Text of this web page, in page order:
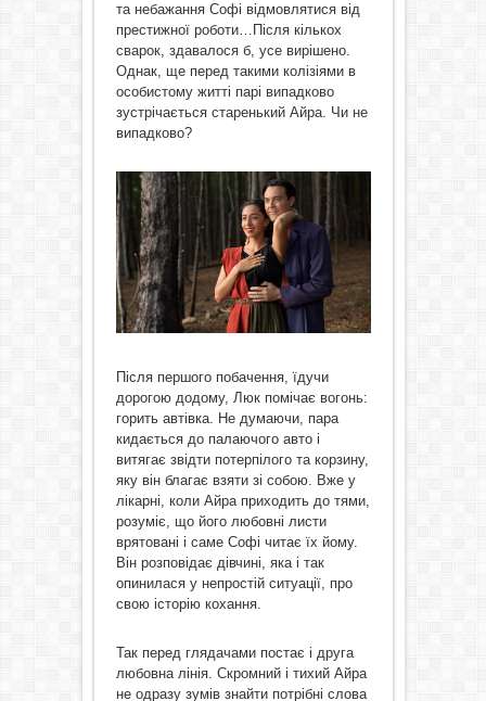
та небажання Софі відмовлятися від
престижної роботи…Після кількох
сварок, здавалося б, усе вирішено.
Однак, ще перед такими колізіями в
особистому житті парі випадково
зустрічається старенький Айра. Чи не
випадково?
Після першого побачення, їдучи
дорогою додому, Люк помічає вогонь:
горить автівка. Не думаючи, пара
кидається до палаючого авто і
витягає звідти потерпілого та корзину,
яку він благає взяти зі собою. Вже у
лікарні, коли Айра приходить до тями,
розуміє, що його любовні листи
врятовані і саме Софі читає їх йому.
Він розповідає дівчині, яка і так
опинилася у непростій ситуації, про
свою історію кохання.
Так перед глядачами постає і друга
любовна лінія. Скромний і тихий Айра
не одразу зумів знайти потрібні слова